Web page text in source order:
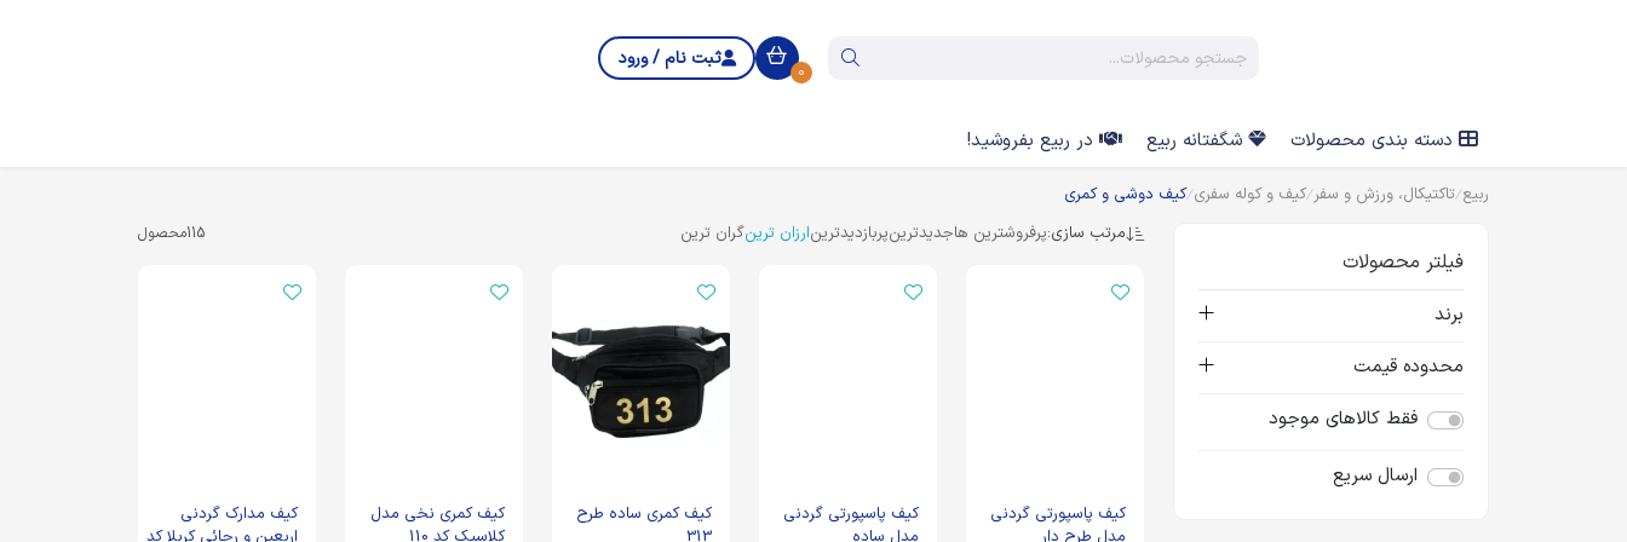
0
ثبت نام / ورود
دسته بندی محصولات شگفتانه ربیع در ربیع بفروشید!
ربیع تاکتیکال، ورزش و سفر کیف و کوله سفری کیف دوشی و کمری
فیلتر محصولات
برند
محدوده قیمت
فقط کالاهای موجود
ارسال سریع
مرتب سازی:پرفروشترین هاجدیدترینپربازدیدترینارزان ترینگران ترین 115محصول
کیف پاسپورتی گردنی
مدل طرح دار
کیف پاسپورتی گردنی
مدل ساده
کیف کمری ساده طرح
313
کیف کمری نخی مدل
کلاسیک کد 110
کیف مدارک گردنی
اربعین و رجائی کربلا کد